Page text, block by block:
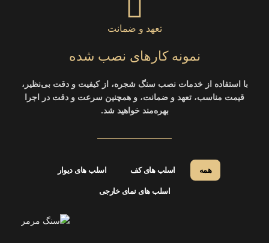
تعهد و ضمانت
نمونه کارهای نصب شده
با استفاده از خدمات نصب سنگ شجره، از کیفیت و دقت بی‌نظیر،
قیمت مناسب، تعهد و ضمانت، و همچنین سرعت و دقت در اجرا
بهره‌مند خواهید شد.
همه اسلب های کف اسلب های دیوار
اسلب های نمای خارجی